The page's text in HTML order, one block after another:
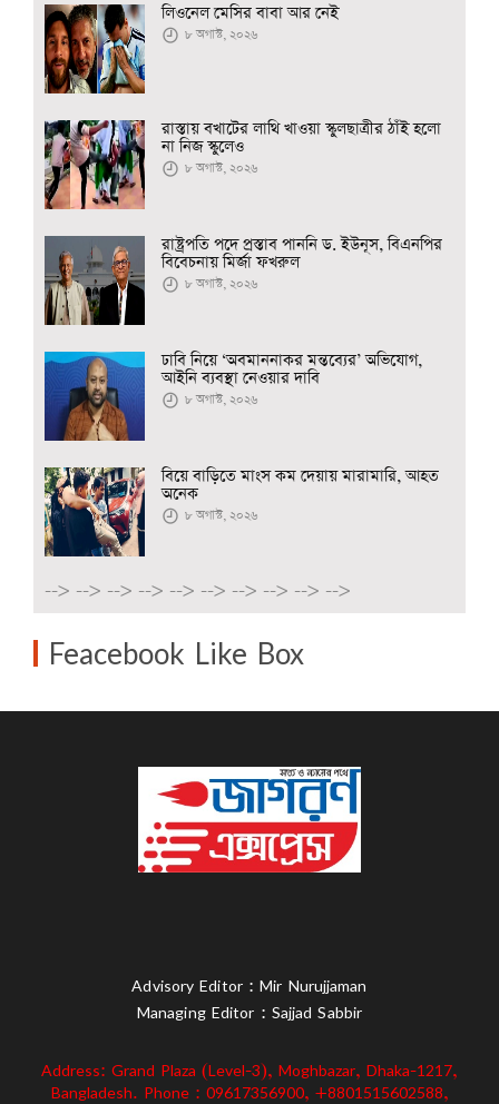
লিওনেল মেসির বাবা আর নেই
৮ অগাস্ট, ২০২৬
রাস্তায় বখাটের লাথি খাওয়া স্কুলছাত্রীর ঠাঁই হলো
না নিজ স্কুলেও
৮ অগাস্ট, ২০২৬
রাষ্ট্রপতি পদে প্রস্তাব পাননি ড. ইউনূস, বিএনপির
বিবেচনায় মির্জা ফখরুল
৮ অগাস্ট, ২০২৬
ঢাবি নিয়ে ‘অবমাননাকর মন্তব্যের’ অভিযোগ,
আইনি ব্যবস্থা নেওয়ার দাবি
৮ অগাস্ট, ২০২৬
বিয়ে বাড়িতে মাংস কম দেয়ায় মারামারি, আহত
অনেক
৮ অগাস্ট, ২০২৬
--> --> --> --> --> --> --> --> --> -->
Feacebook Like Box
Advisory Editor : Mir Nurujjaman
Managing Editor : Sajjad Sabbir
Address: Grand Plaza (Level-3), Moghbazar, Dhaka-1217,
Bangladesh. Phone : 09617356900, +8801515602588,